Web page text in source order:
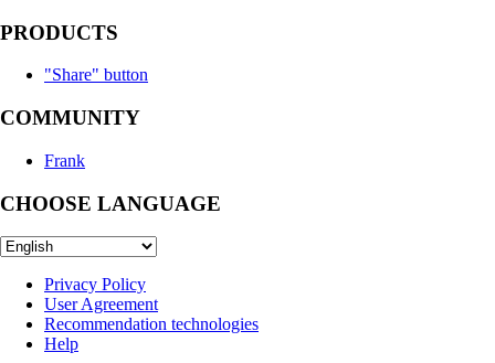
PRODUCTS
"Share" button
COMMUNITY
Frank
CHOOSE LANGUAGE
Privacy Policy
User Agreement
Recommendation technologies
Help